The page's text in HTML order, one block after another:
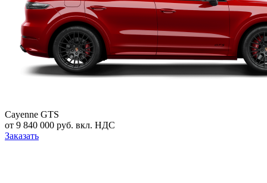
Cayenne GTS
от 9 840 000 руб. вкл. НДС
Заказать